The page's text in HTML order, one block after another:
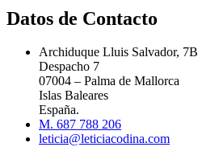
Datos de Contacto
Archiduque Lluis Salvador, 7B
Despacho 7
07004 – Palma de Mallorca
Islas Baleares
España.
M. 687 788 206
leticia@leticiacodina.com